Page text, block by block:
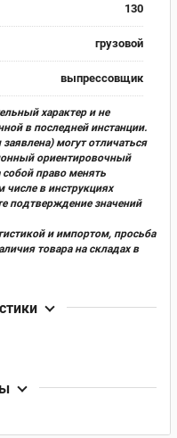
130
грузовой
выпрессовщик
характер и не
в последней инстанции.
могут отличаться
ориентировочный
право менять
числе в инструкциях
подтверждение значений
и импортом, просьба
товара на складах в